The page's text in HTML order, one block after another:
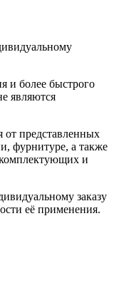
и более быстрого
являются
от представленных
фурнитуре, а также
и
заказу
её применения.